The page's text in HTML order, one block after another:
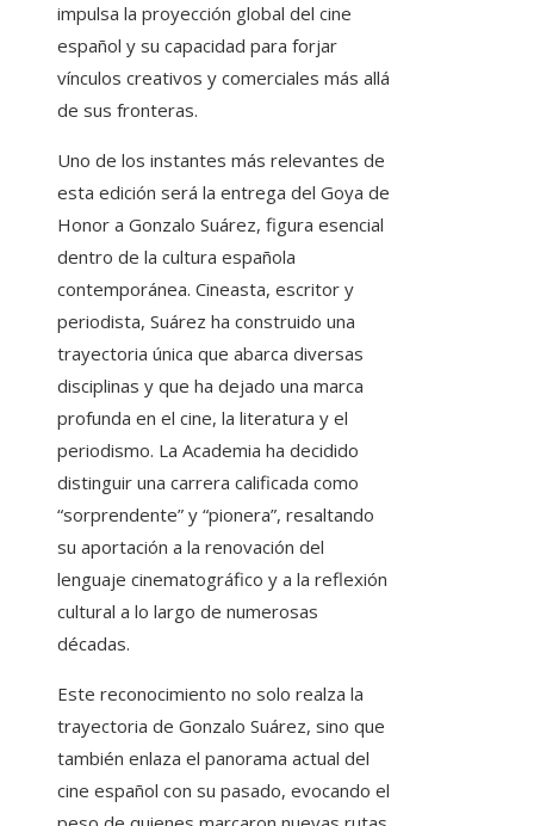
impulsa la proyección global del cine
español y su capacidad para forjar
vínculos creativos y comerciales más allá
de sus fronteras.
Uno de los instantes más relevantes de
esta edición será la entrega del Goya de
Honor a Gonzalo Suárez, figura esencial
dentro de la cultura española
contemporánea. Cineasta, escritor y
periodista, Suárez ha construido una
trayectoria única que abarca diversas
disciplinas y que ha dejado una marca
profunda en el cine, la literatura y el
periodismo. La Academia ha decidido
distinguir una carrera calificada como
“sorprendente” y “pionera”, resaltando
su aportación a la renovación del
lenguaje cinematográfico y a la reflexión
cultural a lo largo de numerosas
décadas.
Este reconocimiento no solo realza la
trayectoria de Gonzalo Suárez, sino que
también enlaza el panorama actual del
cine español con su pasado, evocando el